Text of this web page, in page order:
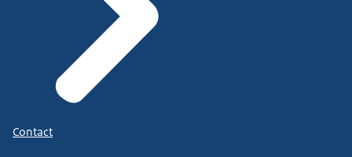
Contact